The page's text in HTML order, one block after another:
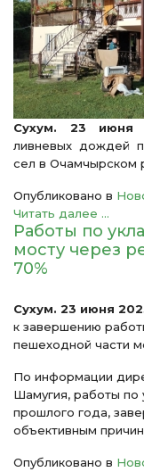
Сухум. 23 июня
ливневых дождей
сел в Очамчырском
Опубликовано в
Читать далее ...
Работы по
мосту через
70%
Сухум. 23 июня
к завершению
пешеходной части
По информации
Шамугия, работы по
прошлого года,
объективным
Опубликовано в